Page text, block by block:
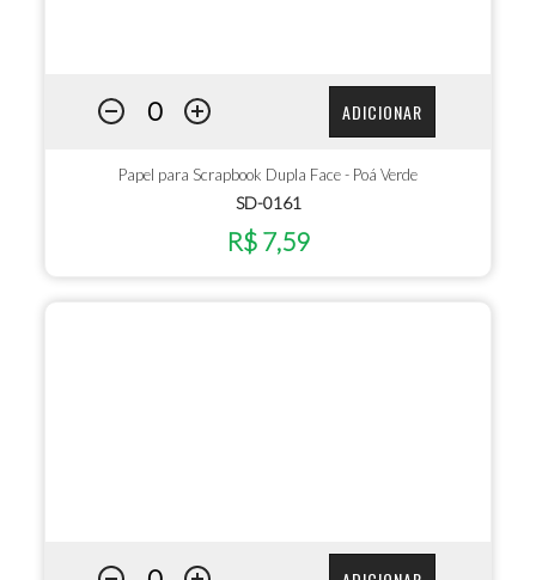
ADICIONAR
Papel para Scrapbook Dupla Face - Poá Verde
SD-0161
R$ 7,59